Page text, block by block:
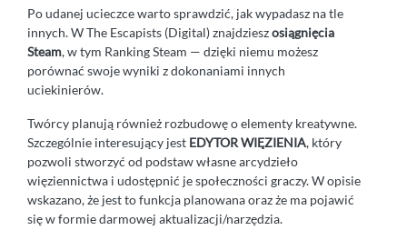
Po udanej ucieczce warto sprawdzić, jak wypadasz na tle
innych. W The Escapists (Digital) znajdzieszosiągnięcia
Steam, w tym Ranking Steam — dzięki niemu możesz
porównać swoje wyniki z dokonaniami innych
uciekinierów.
Twórcy planują również rozbudowę o elementy kreatywne.
Szczególnie interesujący jest EDYTOR WIĘZIENIA, który
pozwoli stworzyć od podstaw własne arcydzieło
więziennictwa i udostępnić je społeczności graczy. W opisie
wskazano, że jest to funkcja planowana oraz że ma pojawić
się w formie darmowej aktualizacji/narzędzia.